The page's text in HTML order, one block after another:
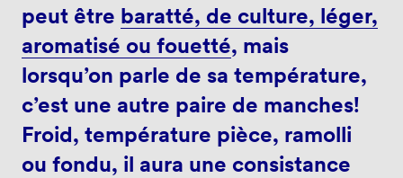
peut être baratté, de culture, léger,
aromatisé ou fouetté, mais
lorsqu’on parle de sa température,
c’est une autre paire de manches!
Froid, température pièce, ramolli
ou fondu, il aura une consistance